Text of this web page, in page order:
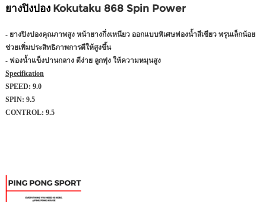
ยางปิงปอง Kokutaku 868 Spin Power
- ยางปิงปองคุณภาพสูง หน้ายางกึ่งเหนียว ออกแบบพิเศษฟองน้ำสีเขียว พรุนเล็กน้อย
ช่วยเพิ่มประสิทธิภาพการตีให้สูงขึ้น
- ฟองน้ำแข็งปานกลาง ตีง่าย ลูกพุ่ง ให้ความหมุนสูง
Specification
SPEED: 9.0
SPIN: 9.5
CONTROL: 9.5